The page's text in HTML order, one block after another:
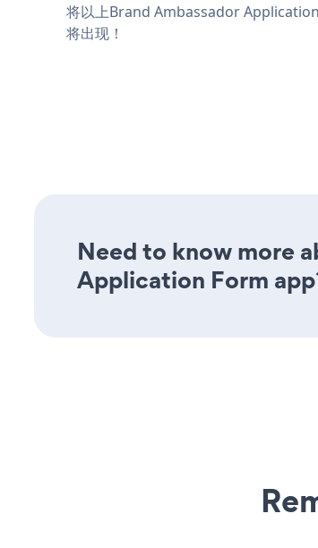
将以上Brand Ambassador
将出现！
Need to know more
Application Form